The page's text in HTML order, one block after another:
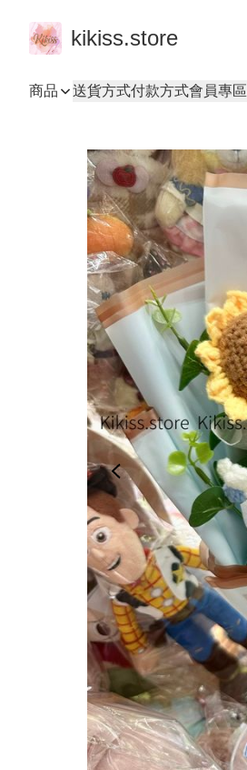
kikiss.store
商品 送貨方式付款方式會員專區